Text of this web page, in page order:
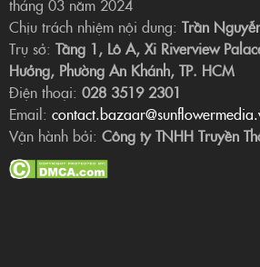
tháng 03 năm 2024
Chịu trách nhiệm nội dung: Trần
Trụ sở: Tầng 1, Lô A, Xi Riverview
Hưởng, Phường An Khánh, TP. HCM
Điện thoại: 028 3519 2301
Email:
Vận hành bởi: Công ty TNHH Truyền